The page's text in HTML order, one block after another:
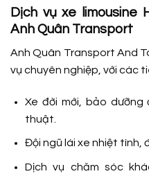
Dịch vụ xe limousine
Anh Quân Transport
Anh Quân Transport And
vụ chuyên nghiệp, với các
Xe đời mới, bảo
thuật.
Đội ngũ lái xe nhiệt tình,
Dịch vụ chăm sóc